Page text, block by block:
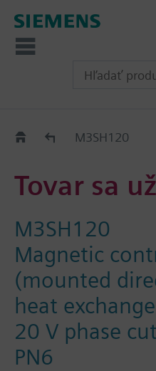
Old2NewM3SH120
Tovar sa
M3SH120
Magnetic
(mounted
heat
20 V phase
PN6